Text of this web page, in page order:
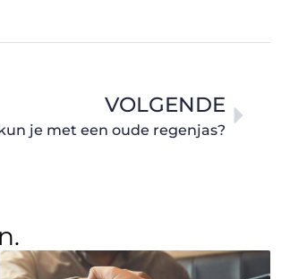
VOLGENDE
je met een oude regenjas?